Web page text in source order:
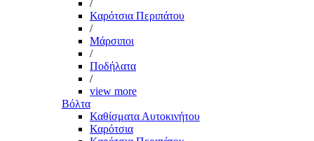
/
Καρότσια Περιπάτου
/
Μάρσιποι
/
Ποδήλατα
/
view more
Βόλτα
Καθίσματα Αυτοκινήτου
Καρότσια